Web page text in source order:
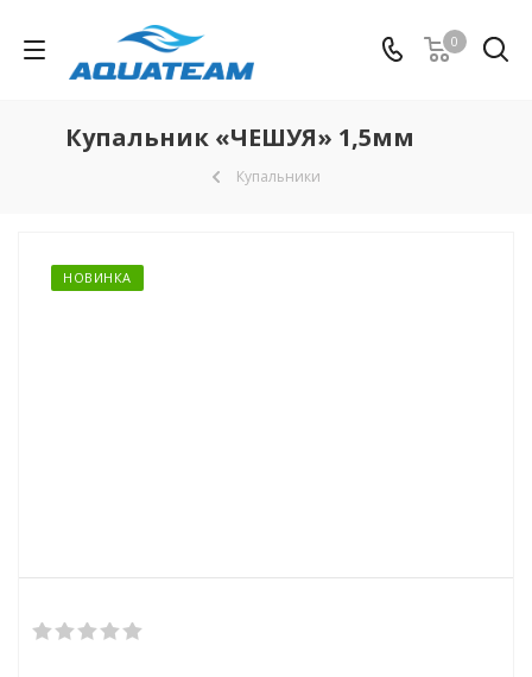
0
Купальник «ЧЕШУЯ» 1,5мм
Купальники
НОВИНКА